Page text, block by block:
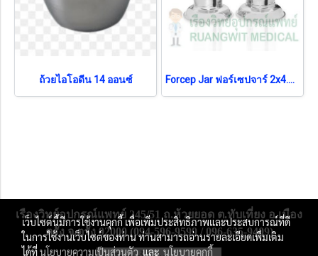
ถ้วยไอโอดีน 14 ออนซ์ Forcep Jar ฟอร์เซปจาร์ 2x4.5 นิ้ว
เรืองวิทย์อุปกรณ์แพทย์ 245/51 ถ.ห้วยยอด ต.ทับเที่ยง อ.เมือง
ตรัง จ.ตรัง 92000 (094-596-9599 / 096-635-9409)
เว็บไซต์นี้มีการใช้งานคุกกี้ เพื่อเพิ่มประสิทธิภาพและประสบการณ์ที่ดี
ในการใช้งานเว็บไซต์ของท่าน ท่านสามารถอ่านรายละเอียดเพิ่มเติม
ได้ที่นโยบายความเป็นส่วนตัวและนโยบายคุกกี้